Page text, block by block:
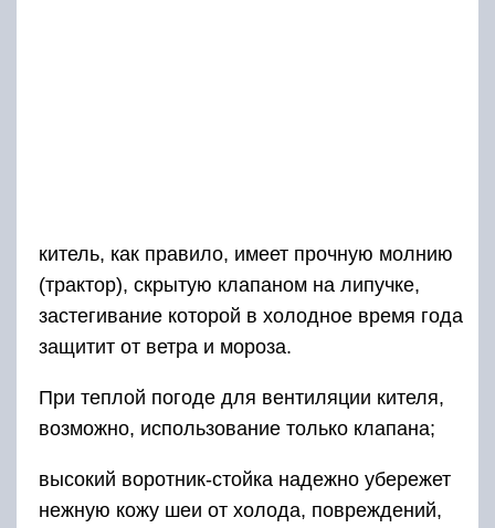
китель, как правило, имеет прочную молнию
(трактор), скрытую клапаном на липучке,
застегивание которой в холодное время года
защитит от ветра и мороза.
При теплой погоде для вентиляции кителя,
возможно, использование только клапана;
высокий воротник-стойка надежно убережет
нежную кожу шеи от холода, повреждений,